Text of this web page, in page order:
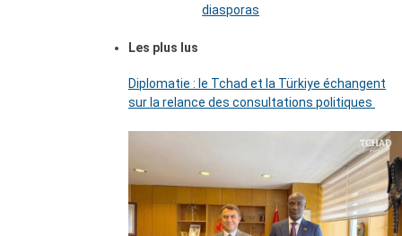
diasporas
Les plus lus
Diplomatie : le Tchad et la Türkiye échangent
sur la relance des consultations politiques